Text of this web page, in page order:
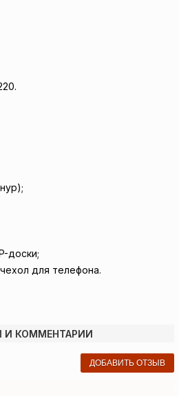
доски;
для телефона.
И КОММЕНТАРИИ
ДОБАВИТЬ ОТЗЫВ